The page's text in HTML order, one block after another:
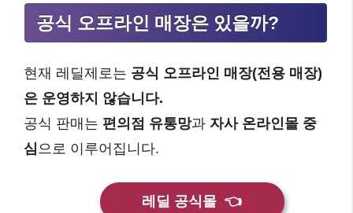
공식 오프라인 매장은 있을까?
현재 레딜제로는 공식 오프라인 매장(전용 매장)
은 운영하지 않습니다.
공식 판매는 편의점 유통망과 자사 온라인몰 중
심 으로 이루어집니다.
레딜 공식몰👈